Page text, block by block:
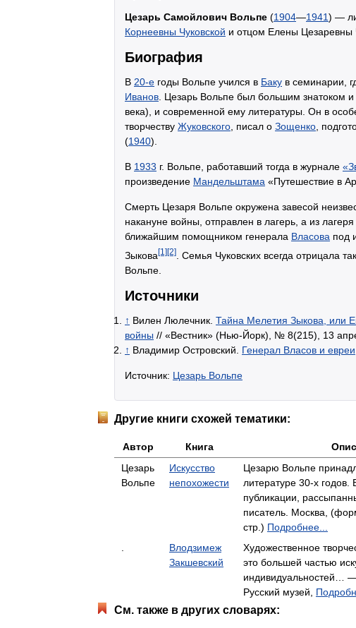
Цезарь Самойлович Вольпе (1904—1941) —
Корнеевны Чуковской и отцом Елены Цезаревны
Биография
В 20-е годы Вольпе учился в Баку в семинарии,
Иванов . Цезарь Вольпе был большим знатоком
века), и современной ему литературы. Он в
творчеству Жуковского , писал о Зощенко ,
(1940).
В 1933 г. Вольпе, работавший тогда в журнале
произведение Мандельштама «Путешествие в
Смерть Цезаря Вольпе окружена завесой
накануне войны, отправлен в лагерь, а из
ближайшим помощником генерала Власова под
Зыкова[1][2]
. Семья Чуковских всегда отрицала
Вольпе.
Источники
↑ Вилен Люлечник. Тайна Мелетия Зыкова, или
войны // «Вестник» (Нью-Йорк), № 8(215), 13
↑ Владимир Островский. Генерал Власов и евреи
Источник: Цезарь Вольпе
Другие книги схожей тематики:
Автор Книга
Цезарь
Вольпе
Искусство
непохожести
Цезарю Вольпе
литературе 30-х годов.
публикации,
писатель. Москва,
стр.) Подробнее...
Влодзимеж
Закшевский
Художественное
это большей частью
индивидуальностей…
Русский музей,
См. также в других словарях: